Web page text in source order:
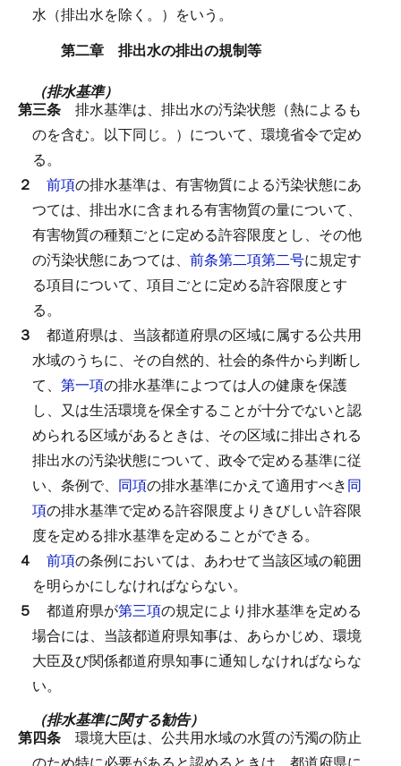
水（排出水を除く。）をいう。
第二章 排出水の排出の規制等
（排水基準）
第三条 排水基準は、排出水の汚染状態（熱によるも
のを含む。以下同じ。）について、環境省令で定め
る。
２ 前項の排水基準は、有害物質による汚染状態にあ
つては、排出水に含まれる有害物質の量について、
有害物質の種類ごとに定める許容限度とし、その他
の汚染状態にあつては、 前条第二項第二号に規定す
る項目について、項目ごとに定める許容限度とす
る。
３ 都道府県は、当該都道府県の区域に属する公共用
水域のうちに、その自然的、社会的条件から判断し
て、 第一項の排水基準によつては人の健康を保護
し、又は生活環境を保全することが十分でないと認
められる区域があるときは、その区域に排出される
排出水の汚染状態について、政令で定める基準に従
い、条例で、 同項の排水基準にかえて適用すべき同
項の排水基準で定める許容限度よりきびしい許容限
度を定める排水基準を定めることができる。
４ 前項の条例においては、あわせて当該区域の範囲
を明らかにしなければならない。
５ 都道府県が第三項の規定により排水基準を定める
場合には、当該都道府県知事は、あらかじめ、環境
大臣及び関係都道府県知事に通知しなければならな
い。
（排水基準に関する勧告）
第四条 環境大臣は、公共用水域の水質の汚濁の防止